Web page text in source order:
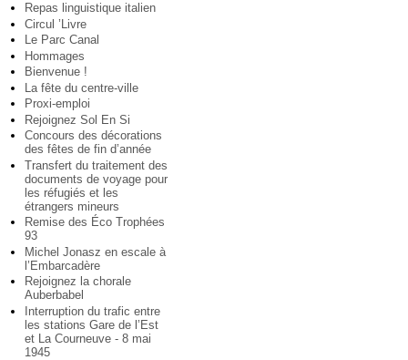
Repas linguistique italien
Circul ’Livre
Le Parc Canal
Hommages
Bienvenue !
La fête du centre-ville
Proxi-emploi
Rejoignez Sol En Si
Concours des décorations
des fêtes de fin d’année
Transfert du traitement des
documents de voyage pour
les réfugiés et les
étrangers mineurs
Remise des Éco Trophées
93
Michel Jonasz en escale à
l’Embarcadère
Rejoignez la chorale
Auberbabel
Interruption du trafic entre
les stations Gare de l’Est
et La Courneuve - 8 mai
1945